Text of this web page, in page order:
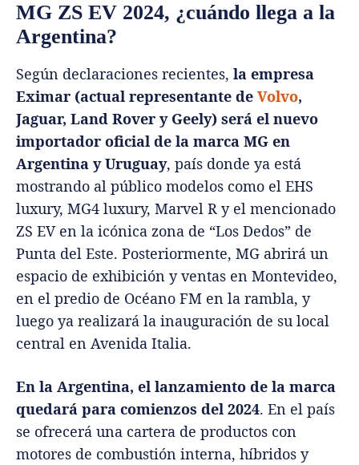
MG ZS EV 2024, ¿cuándo llega a la
Argentina?
Según declaraciones recientes, la empresa
Eximar (actual representante de Volvo,
Jaguar, Land Rover y Geely) será el nuevo
importador oficial de la marca MG en
Argentina y Uruguay, país donde ya está
mostrando al público modelos como el EHS
luxury, MG4 luxury, Marvel R y el mencionado
ZS EV en la icónica zona de “Los Dedos” de
Punta del Este. Posteriormente, MG abrirá un
espacio de exhibición y ventas en Montevideo,
en el predio de Océano FM en la rambla, y
luego ya realizará la inauguración de su local
central en Avenida Italia.
En la Argentina, el lanzamiento de la marca
quedará para comienzos del 2024. En el país
se ofrecerá una cartera de productos con
motores de combustión interna, híbridos y